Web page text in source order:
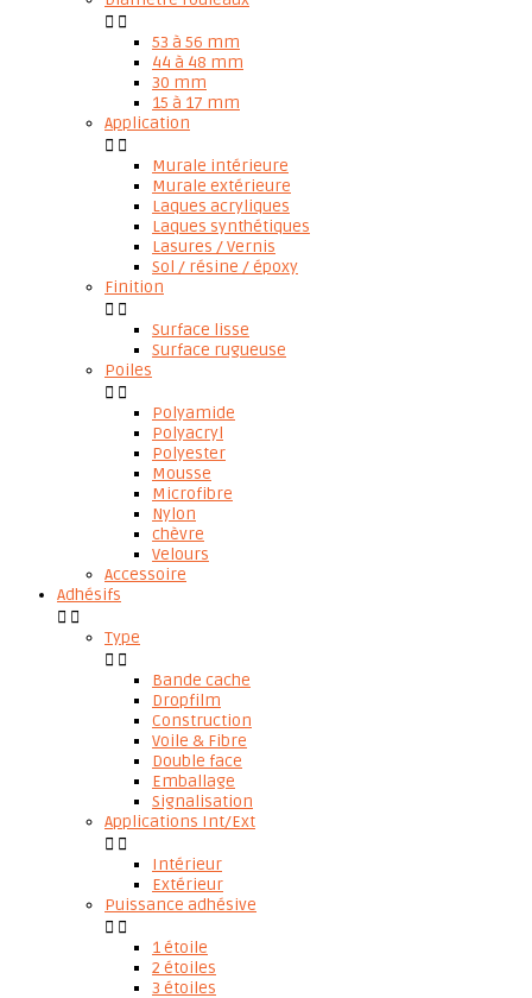
 
53 à 56 mm
44 à 48 mm
30 mm
15 à 17 mm
Application
 
Murale intérieure
Murale extérieure
Laques acryliques
Laques synthétiques
Lasures / Vernis
Sol / résine / époxy
Finition
 
Surface lisse
Surface rugueuse
Poiles
 
Polyamide
Polyacryl
Polyester
Mousse
Microfibre
Nylon
chèvre
Velours
Accessoire
Adhésifs
 
Type
 
Bande cache
Dropfilm
Construction
Voile & Fibre
Double face
Emballage
Signalisation
Applications Int/Ext
 
Intérieur
Extérieur
Puissance adhésive
 
1 étoile
2 étoiles
3 étoiles